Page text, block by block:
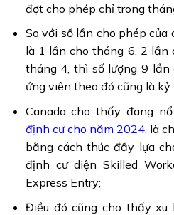
đợt cho phép chỉ trong
So với số lần cho phép của
là 1 lần cho tháng 6, 2 lần
tháng 4, thì số lượng 9 lần
ứng viên theo đó cũng là kỷ
Canada cho thấy đang
định cư cho năm 2024, là
bằng cách thúc đẩy lựa
định cư diện Skilled
Express Entry;
Điều đó cũng cho thấy xu